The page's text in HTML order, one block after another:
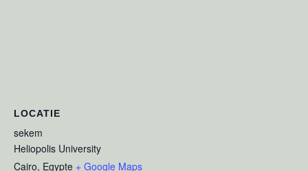
LOCATIE
sekem
Heliopolis University
Cairo, Egypte + Google Maps